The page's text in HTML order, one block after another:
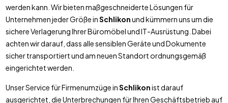
werden kann. Wir bieten maßgeschneiderte Lösungen für
Unternehmen jeder Größe inSchlikonund kümmern uns um die
sichere Verlagerung Ihrer Büromöbel und IT-Ausrüstung. Dabei
achten wir darauf, dass alle sensiblen Geräte und Dokumente
sicher transportiert und am neuen Standort ordnungsgemäß
eingerichtet werden.
Unser Service für Firmenumzüge inSchlikonist darauf
ausgerichtet, die Unterbrechungen für Ihren Geschäftsbetrieb auf